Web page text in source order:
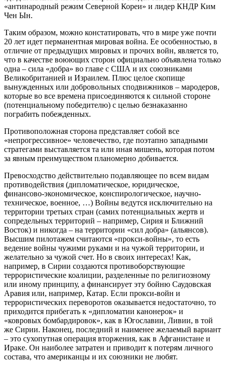
«антинародный режим Северной Кореи» и лидер КНДР Ким
Чен Ын.
Таким образом, можно констатировать, что в мире уже почти
20 лет идет перманентная мировая война. Ее особенностью, в
отличие от предыдущих мировых и прочих войн, является то,
что в качестве воюющих сторон официально объявлена только
одна – сила «добра» во главе с США и их союзниками
Великобританией и Израилем. Плюс целое скопище
вынужденных или добровольных сподвижников – мародеров,
которые во все времена присоединяются к сильной стороне
(потенциальному победителю) с целью безнаказанно
пограбить побежденных.
Противоположная сторона представляет собой все
«непрогрессивное» человечество, где поэтапно западными
стратегами выставляется та или иная мишень, которая потом
за явным преимуществом планомерно добивается.
Превосходство действительно подавляющее по всем видам
противодействия (дипломатическое, юридическое,
финансово-экономическое, конспирологическое, научно-
техническое, военное, …) Войны ведутся исключительно на
территории третьих стран (самих потенциальных жертв и
сопредельных территорий – например, Сирия и Ближний
Восток) и никогда – на территории «сил добра» (альянсов).
Высшим пилотажем считаются «прокси-войны», то есть
ведение войны чужими руками и на чужой территории, и
желательно за чужой счет. Но в своих интересах! Как,
например, в Сирии создаются противоборствующие
террористические коалиции, разделенные по религиозному
или иному принципу, а финансирует эту бойню Саудовская
Аравия или, например, Катар. Если прокси-войн и
террористических переворотов оказывается недостаточно, то
приходится прибегать к «дипломатии канонерок» и
«ковровых бомбардировок», как в Югославии, Ливии, в той
же Сирии. Наконец, последний и наименее желаемый вариант
– это сухопутная операция вторжения, как в Афганистане и
Ираке. Он наиболее затратен и приводит к потерям личного
состава, что американцы и их союзники не любят.